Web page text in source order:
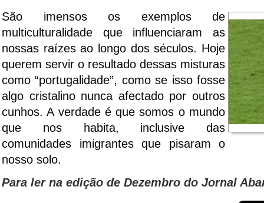
São imensos os exemplos de
multiculturalidade que influenciaram as
nossas raízes ao longo dos séculos. Hoje
querem servir o resultado dessas misturas
como “portugalidade”, como se isso fosse
algo cristalino nunca afectado por outros
cunhos. A verdade é que somos o mundo
que nos habita, inclusive das
comunidades imigrantes que pisaram o
nosso solo.
Para ler na edição de Dezembro do Jornal